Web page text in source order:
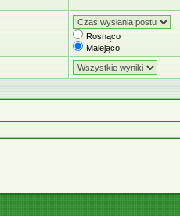
Rosnąco
Malejąco